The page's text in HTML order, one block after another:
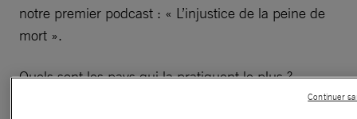
notre premier podcast : « L’injustice de la peine de
mort ».
Quels sont les pays qui la pratiquent le plus ?
Pourquoi cette pratique cruelle est-elle toujours enContinuer